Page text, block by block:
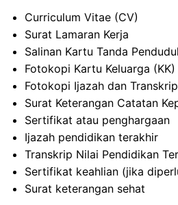
Curriculum Vitae (CV)
Surat Lamaran Kerja
Salinan Kartu Tanda
Fotokopi Kartu Keluarga (KK)
Fotokopi Ijazah dan
Surat Keterangan Catatan
Sertifikat atau penghargaan
Ijazah pendidikan terakhir
Transkrip Nilai Pendidikan
Sertifikat keahlian (jika
Surat keterangan sehat